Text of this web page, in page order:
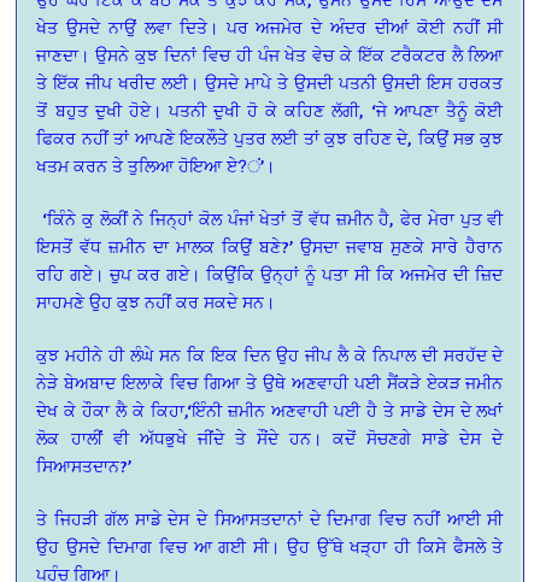
ਖੇਤ ਉਸਦੇ ਨਾਉਂ ਲਵਾ ਦਿਤੇ। ਪਰ ਅਜਮੇਰ ਦੇ ਅੰਦਰ ਦੀਆਂ ਕੋਈ ਨਹੀਂ ਸੀ
ਜਾਣਦਾ। ਉਸਨੇ ਕੁਝ ਦਿਨਾਂ ਵਿਚ ਹੀ ਪੰਜ ਖੇਤ ਵੇਚ ਕੇ ਇੱਕ ਟਰੈਕਟਰ ਲੈ ਲਿਆ
ਤੇ ਇੱਕ ਜੀਪ ਖਰੀਦ ਲਈ। ਉਸਦੇ ਮਾਪੇ ਤੇ ਉਸਦੀ ਪਤਨੀ ਉਸਦੀ ਇਸ ਹਰਕਤ
ਤੋਂ ਬਹੁਤ ਦੁਖੀ ਹੋਏ। ਪਤਨੀ ਦੁਖੀ ਹੋ ਕੇ ਕਹਿਣ ਲੱਗੀ, ‘ਜੇ ਆਪਣਾ ਤੈਨੂੰ ਕੋਈ
ਫਿਕਰ ਨਹੀਂ ਤਾਂ ਆਪਣੇ ਇਕਲੌਤੇ ਪੁਤਰ ਲਈ ਤਾਂ ਕੁਝ ਰਹਿਣ ਦੇ, ਕਿਉਂ ਸਭ ਕੁਝ
ਖਤਮ ਕਰਨ ਤੇ ਤੁਲਿਆ ਹੋਇਆ ਏ?ਂ’।
‘ਕਿੰਨੇ ਕੁ ਲੋਕੀਂ ਨੇ ਜਿਨ੍ਹਾਂ ਕੋਲ ਪੰਜਾਂ ਖੇਤਾਂ ਤੋਂ ਵੱਧ ਜ਼ਮੀਨ ਹੈ, ਫੇਰ ਮੇਰਾ ਪੁਤ ਵੀ
ਇਸਤੋਂ ਵੱਧ ਜ਼ਮੀਨ ਦਾ ਮਾਲਕ ਕਿਉਂ ਬਣੇ?’ ਉਸਦਾ ਜਵਾਬ ਸੁਣਕੇ ਸਾਰੇ ਹੈਰਾਨ
ਰਹਿ ਗਏ। ਚੁਪ ਕਰ ਗਏ। ਕਿਉਂਕਿ ਉਨ੍ਹਾਂ ਨੂੰ ਪਤਾ ਸੀ ਕਿ ਅਜਮੇਰ ਦੀ ਜ਼ਿਦ
ਸਾਹਮਣੇ ਉਹ ਕੁਝ ਨਹੀਂ ਕਰ ਸਕਦੇ ਸਨ।
ਕੁਝ ਮਹੀਨੇ ਹੀ ਲੰਘੇ ਸਨ ਕਿ ਇਕ ਦਿਨ ਉਹ ਜੀਪ ਲੈ ਕੇ ਨਿਪਾਲ ਦੀ ਸਰਹੱਦ ਦੇ
ਨੇੜੇ ਬੇਅਬਾਦ ਇਲਾਕੇ ਵਿਚ ਗਿਆ ਤੇ ਉਥੇ ਅਣਵਾਹੀ ਪਈ ਸੈਂਕੜੇ ਏਕੜ ਜਮੀਨ
ਦੇਖ ਕੇ ਹੌਕਾ ਲੈ ਕੇ ਕਿਹਾ,‘ਇੰਨੀ ਜ਼ਮੀਨ ਅਣਵਾਹੀ ਪਈ ਹੈ ਤੇ ਸਾਡੇ ਦੇਸ ਦੇ ਲਖਾਂ
ਲੋਕ ਹਾਲੀਂਂ ਵੀ ਅੱਧਭੁਖੇ ਜੀਂਦੇ ਤੇ ਸੌਂਦੇ ਹਨ। ਕਦੋਂ ਸੋਚਣਗੇ ਸਾਡੇ ਦੇਸ ਦੇ
ਸਿਆਸਤਦਾਨ?’
ਤੇ ਜਿਹੜੀ ਗੱਲ ਸਾਡੇ ਦੇਸ ਦੇ ਸਿਆਸਤਦਾਨਾਂ ਦੇ ਦਿਮਾਗ ਵਿਚ ਨਹੀਂ ਆਈ ਸੀ
ਉਹ ਉਸਦੇ ਦਿਮਾਗ ਵਿਚ ਆ ਗਈ ਸੀ। ਉਹ ਉੱਥੇ ਖੜ੍ਹਾ ਹੀ ਕਿਸੇ ਫੈਸਲੇ ਤੇ
ਪਹੁੰਚ ਗਿਆ।